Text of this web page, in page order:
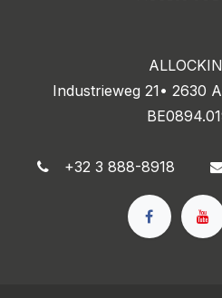
Industrieweg 21• 2630
+32 3 888-8918